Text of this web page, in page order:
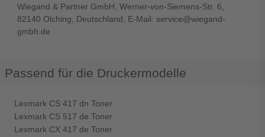
Wiegand & Partner GmbH, Werner-von-Siemens-Str. 6,
82140 Olching, Deutschland, E-Mail: service@wiegand-
gmbh.de
Passend für die Druckermodelle
Lexmark CS 417 dn Toner
Lexmark CS 517 de Toner
Lexmark CX 417 de Toner